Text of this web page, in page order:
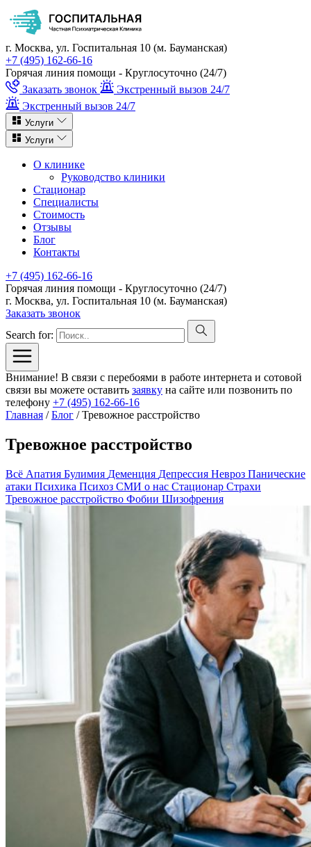
г. Москва, ул. Госпитальная 10 (м. Бауманская)
+7 (495) 162-66-16
Горячая линия помощи - Круглосуточно (24/7)
Заказать звонок
Экстренный вызов 24/7
Экстренный вызов 24/7
Услуги
Услуги
О клинике
Руководство клиники
Стационар
Специалисты
Стоимость
Отзывы
Блог
Контакты
+7 (495) 162-66-16
Горячая линия помощи - Круглосуточно (24/7)
г. Москва, ул. Госпитальная 10 (м. Бауманская)
Заказать звонок
Search for:
Внимание! В связи с перебоями в работе интернета и сотовой
связи вы можете оставить заявку на сайте или позвонить по
телефону +7 (495) 162-66-16
Главная /Блог /Тревожное расстройство
Тревожное расстройство
Всё Апатия Булимия Деменция Депрессия Невроз Панические
атаки Психика Психоз СМИ о нас Стационар Страхи
Тревожное расстройство Фобии Шизофрения